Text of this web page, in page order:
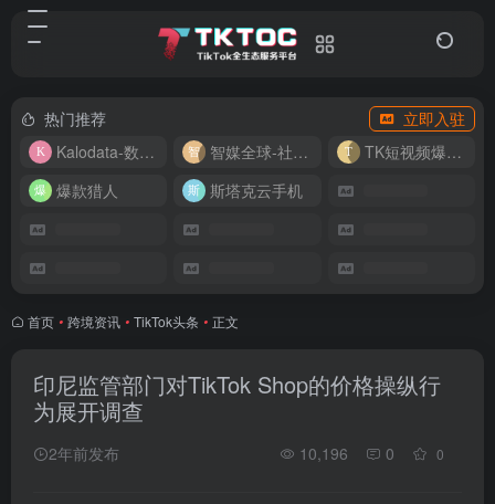
热门推荐
立即入驻
Kalodata-数据分析平台
智媒全球-社媒管理平台
TK短视频爆款复刻
爆款猎人
斯塔克云手机
首页 • 跨境资讯 • TikTok头条 • 正文
印尼监管部门对TikTok Shop的价格操纵行
为展开调查
2年前发布 10,196 0 0